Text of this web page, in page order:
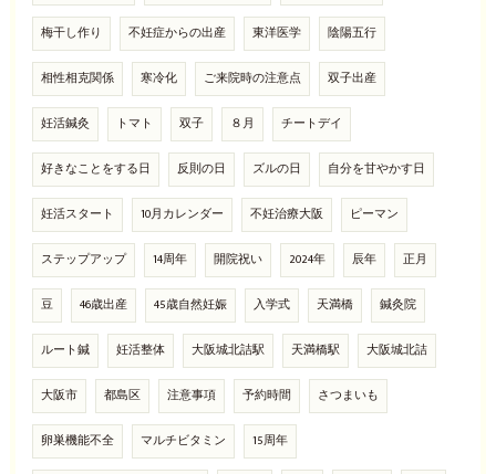
梅干し作り 不妊症からの出産 東洋医学 陰陽五行
相性相克関係 寒冷化 ご来院時の注意点 双子出産
妊活鍼灸 トマト 双子 ８月 チートデイ
好きなことをする日 反則の日 ズルの日 自分を甘やかす日
妊活スタート 10月カレンダー 不妊治療大阪 ピーマン
ステップアップ 14周年 開院祝い 2024年 辰年 正月
豆 46歳出産 45歳自然妊娠 入学式 天満橋 鍼灸院
ルート鍼 妊活整体 大阪城北詰駅 天満橋駅 大阪城北詰
大阪市 都島区 注意事項 予約時間 さつまいも
卵巣機能不全 マルチビタミン 15周年